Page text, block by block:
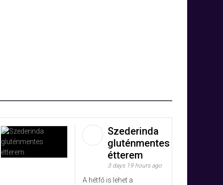
Szederinda
gluténmentes
étterem
3 days 19 hours ago
A hétfő is lehet a